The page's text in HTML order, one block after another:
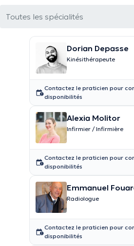
Toutes les spécialités
Dorian Depasse
Kinésithérapeute
Contactez le praticien pour
disponibilités
Alexia Molitor
Infirmier / Infirmière
Contactez le praticien pour
disponibilités
Emmanuel
Radiologue
Contactez le praticien pour
disponibilités